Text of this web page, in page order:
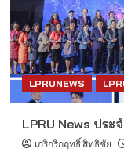
LPRUNEWS
LPRU News ปร
เกริกริกฤทธิ์ สิทธิชัย